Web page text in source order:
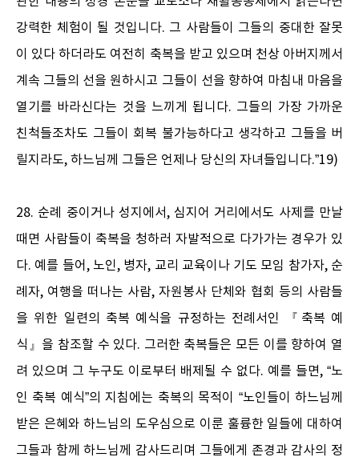
강력한 체험이 될 것입니다. 그 사람들이 그들의 중대한 잘못
이 있다 하더라도 여전히 축복을 받고 있으며 천상 아버지께서
계속 그들의 선을 원하시고 그들이 선을 향하여 마침내 마음을
열기를 바라신다는 것을 느끼게 됩니다. 그들의 가장 가까운
친척들조차도 그들이 회복 불가능하다고 생각하고 그들을 버
릴지라도, 하느님께 그들은 언제나 당신의 자녀들입니다.”19)
28. 순례 중이거나 성지에서, 심지어 거리에서도 사제를 만날
때면 사람들이 축복을 청하러 자발적으로 다가가는 경우가 있
다. 예를 들어, 노인, 병자, 교리 교육이나 기도 모임 참가자, 순
례자, 여행을 떠나는 사람, 자원봉사 단체와 협회 등의 사람들
을 위한 일련의 축복 예식을 규정하는 전례서인 『축복 예
식』을 참조할 수 있다. 그러한 축복들은 모든 이를 향하여 열
려 있으며 그 누구도 이로부터 배제될 수 없다. 예를 들면, “노
인 축복 예식”의 지침에는 축복의 목적이 “노인들이 하느님께
받은 은혜와 하느님의 도우심으로 이룬 훌륭한 일들에 대하여
그들과 함께 하느님께 감사드리며 그들에게 존경과 감사의 정